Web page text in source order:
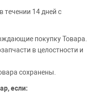
течении 14 дней с
покупку Товара.
в целостности и
сохранены.
если: